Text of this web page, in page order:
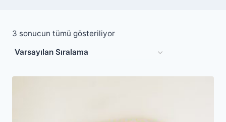
3 sonucun tümü gösteriliyor